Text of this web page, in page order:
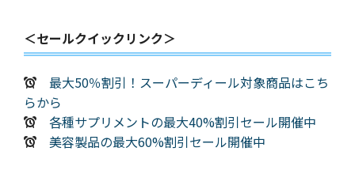
＜セールクイックリンク＞
最大50％割引！スーパーディール対象商品はこち
らから
各種サプリメントの最大40%割引セール開催中
美容製品の最大60%割引セール開催中